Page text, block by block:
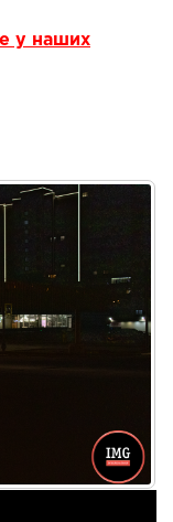
у наших